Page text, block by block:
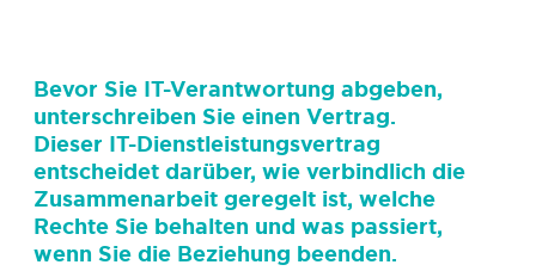
Bevor Sie IT-Verantwortung abgeben,
unterschreiben Sie einen Vertrag.
Dieser IT-Dienstleistungsvertrag
entscheidet darüber, wie verbindlich die
Zusammenarbeit geregelt ist, welche
Rechte Sie behalten und was passiert,
wenn Sie die Beziehung beenden.